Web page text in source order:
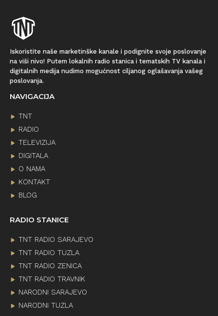
Iskoristite naše marketinške kanale i podignite svoje poslovanje
na viši nivo! Putem lokalnih radio stanica i tematskih TV kanala i
digitalnih medija nudimo mogućnost ciljanog oglašavanja vašeg
poslovanja.
NAVIGACIJA
TNT
RADIO
TELEVIZIJA
DIGITALA
O NAMA
KONTAKT
BLOG
RADIO STANICE
TNT RADIO SARAJEVO
TNT RADIO TUZLA
TNT RADIO ZENICA
TNT RADIO TRAVNIK
NARODNI SARAJEVO
NARODNI TUZLA